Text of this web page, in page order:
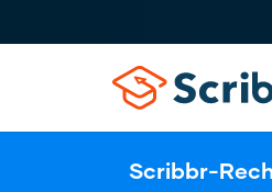
Scribbr-